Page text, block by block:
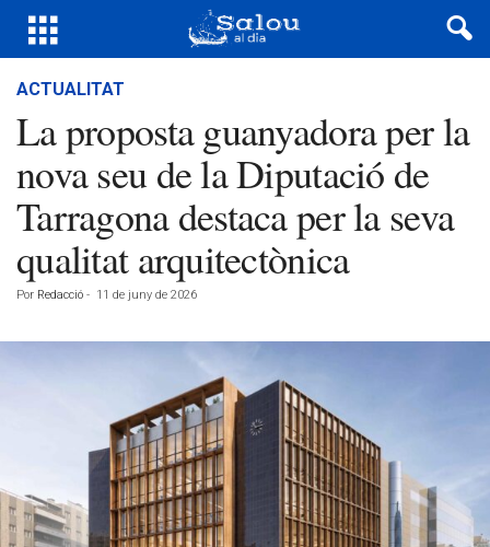
ACTUALITAT
La proposta guanyadora per la
nova seu de la Diputació de
Tarragona destaca per la seva
qualitat arquitectònica
Por Redacció - 11 de juny de 2026